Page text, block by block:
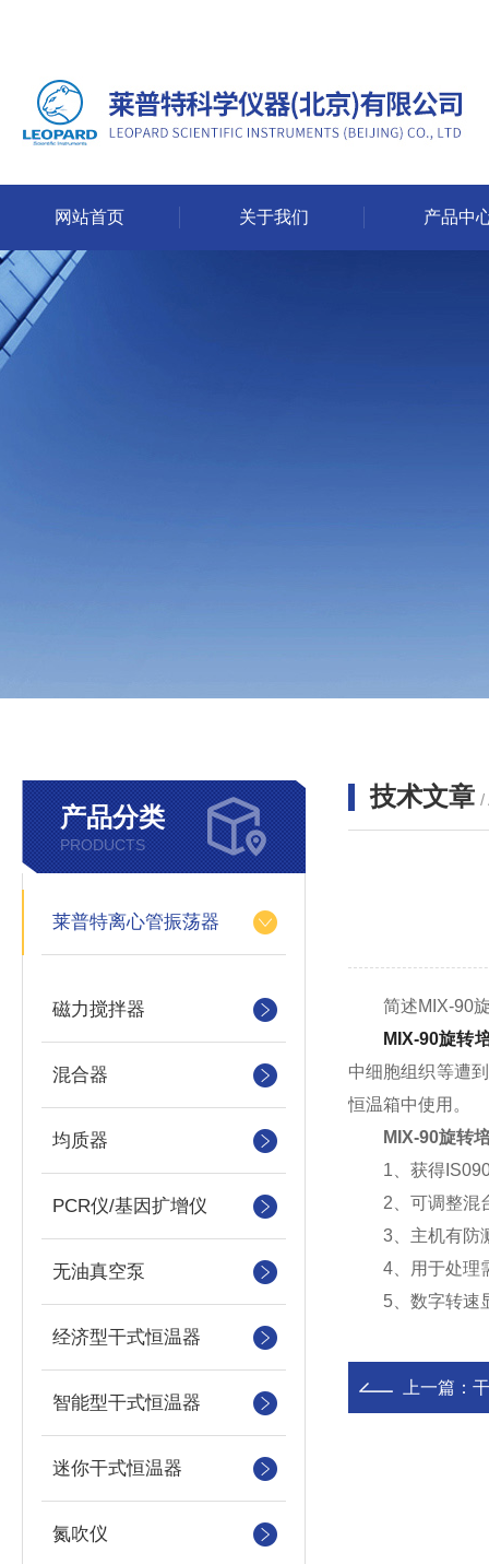
网站首页 关于我们 产品中
产品分类
PRODUCTS
莱普特离心管振荡器
磁力搅拌器
混合器
均质器
PCR仪/基因扩增仪
无油真空泵
经济型干式恒温器
智能型干式恒温器
迷你干式恒温器
氮吹仪
技术文章 /
简述MIX-90旋
MIX-90旋转
中细胞组织等遭
恒温箱中使用。
MIX-90旋转
1、获得
2、可调整混台
3、主机有防溅
4、用于处理需
5、数字转速显
上一篇：